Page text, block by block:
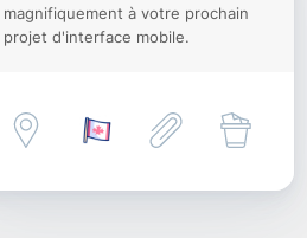
magnifiquement à votre prochain
projet d'interface mobile.